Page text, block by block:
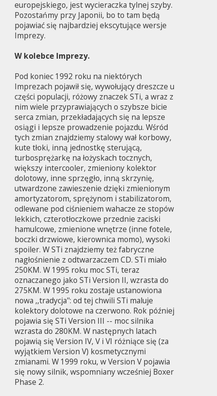
europejskiego, jest wycieraczka tylnej szyby.
Pozostańmy przy Japonii, bo to tam będą
pojawiać się najbardziej ekscytujące wersje
Imprezy.
W kolebce Imprezy.
Pod koniec 1992 roku na niektórych
Imprezach pojawił się, wywołujący dreszcze u
części populacji, różowy znaczek STi, a wraz z
nim wiele przyprawiających o szybsze bicie
serca zmian, przekładających się na lepsze
osiągi i lepsze prowadzenie pojazdu. Wśród
tych zmian znajdziemy stalowy wał korbowy,
kute tłoki, inną jednostkę sterującą,
turbosprężarkę na łożyskach tocznych,
większy intercooler, zmieniony kolektor
dolotowy, inne sprzęgło, inną skrzynię,
utwardzone zawieszenie dzięki zmienionym
amortyzatorom, sprężynom i stabilizatorom,
odlewane pod ciśnieniem wahacze ze stopów
lekkich, czterotłoczkowe przednie zaciski
hamulcowe, zmienione wnętrze (inne fotele,
boczki drzwiowe, kierownica momo), wysoki
spoiler. W STi znajdziemy też fabryczne
nagłośnienie z odtwarzaczem CD. STi miało
250KM. W 1995 roku moc STi, teraz
oznaczanego jako STi Version II, wzrasta do
275KM. W 1995 roku zostaje ustanowiona
nowa ,,tradycja'': od tej chwili STi maluje
kolektory dolotowe na czerwono. Rok później
pojawia się STi Version III -- moc silnika
wzrasta do 280KM. W następnych latach
pojawią się Version IV, V i VI różniące się (za
wyjątkiem Version V) kosmetycznymi
zmianami. W 1999 roku, w Version V pojawia
się nowy silnik, wspomniany wcześniej Boxer
Phase 2.